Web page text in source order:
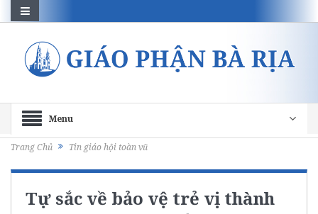
Menu
Trang Chủ Tin giáo hội toàn vũ
Tự sắc về bảo vệ trẻ vị thành